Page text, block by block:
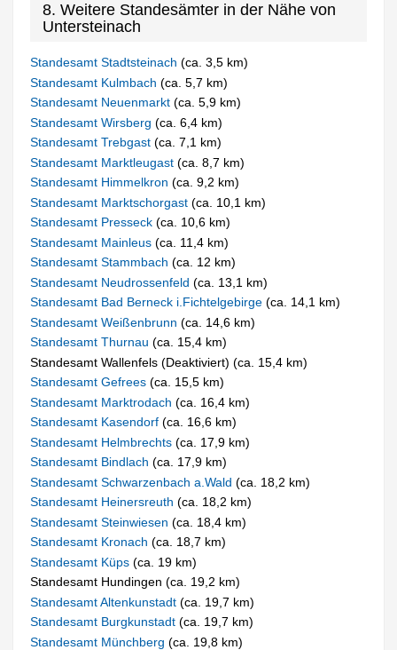
8. Weitere Standesämter in der Nähe von
Untersteinach
Standesamt Stadtsteinach(ca. 3,5 km)
Standesamt Kulmbach(ca. 5,7 km)
Standesamt Neuenmarkt(ca. 5,9 km)
Standesamt Wirsberg(ca. 6,4 km)
Standesamt Trebgast(ca. 7,1 km)
Standesamt Marktleugast(ca. 8,7 km)
Standesamt Himmelkron(ca. 9,2 km)
Standesamt Marktschorgast(ca. 10,1 km)
Standesamt Presseck(ca. 10,6 km)
Standesamt Mainleus(ca. 11,4 km)
Standesamt Stammbach(ca. 12 km)
Standesamt Neudrossenfeld(ca. 13,1 km)
Standesamt Bad Berneck i.Fichtelgebirge(ca. 14,1 km)
Standesamt Weißenbrunn(ca. 14,6 km)
Standesamt Thurnau(ca. 15,4 km)
Standesamt Wallenfels (Deaktiviert) (ca. 15,4 km)
Standesamt Gefrees(ca. 15,5 km)
Standesamt Marktrodach(ca. 16,4 km)
Standesamt Kasendorf(ca. 16,6 km)
Standesamt Helmbrechts(ca. 17,9 km)
Standesamt Bindlach(ca. 17,9 km)
Standesamt Schwarzenbach a.Wald(ca. 18,2 km)
Standesamt Heinersreuth(ca. 18,2 km)
Standesamt Steinwiesen(ca. 18,4 km)
Standesamt Kronach(ca. 18,7 km)
Standesamt Küps(ca. 19 km)
Standesamt Hundingen (ca. 19,2 km)
Standesamt Altenkunstadt(ca. 19,7 km)
Standesamt Burgkunstadt(ca. 19,7 km)
Standesamt Münchberg(ca. 19,8 km)